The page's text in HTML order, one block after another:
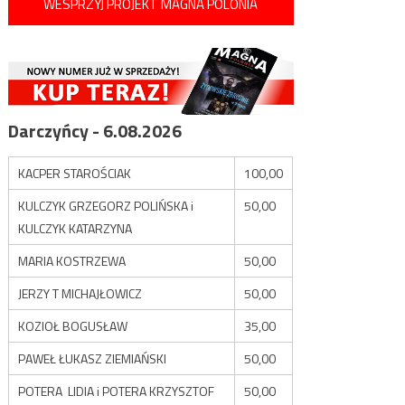
WESPRZYJ PROJEKT MAGNA POLONIA
Darczyńcy - 6.08.2026
KACPER STAROŚCIAK
100,00
KULCZYK GRZEGORZ POLIŃSKA i
KULCZYK KATARZYNA
50,00
MARIA KOSTRZEWA
50,00
JERZY T MICHAJŁOWICZ
50,00
KOZIOŁ BOGUSŁAW
35,00
PAWEŁ ŁUKASZ ZIEMIAŃSKI
50,00
POTERA LIDIA i POTERA KRZYSZTOF
50,00